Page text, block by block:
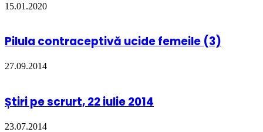
15.01.2020
Pilula contraceptivă ucide femeile (3)
27.09.2014
Știri pe scrurt, 22 iulie 2014
23.07.2014